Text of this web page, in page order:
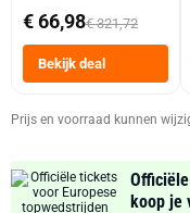
abonnement
€ 66,98€ 321,72
Bekijk deal
Prijs en voorraad kunnen
koop je